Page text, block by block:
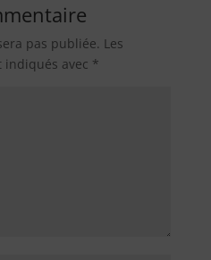
pas publiée. Les
indiqués avec *